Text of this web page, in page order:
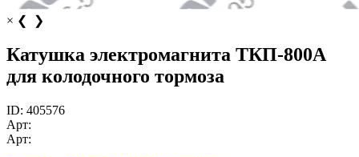
× ❮ ❯
Катушка электромагнита ТКП‑800А
для колодочного тормоза
ID: 405576
Арт:
Арт: